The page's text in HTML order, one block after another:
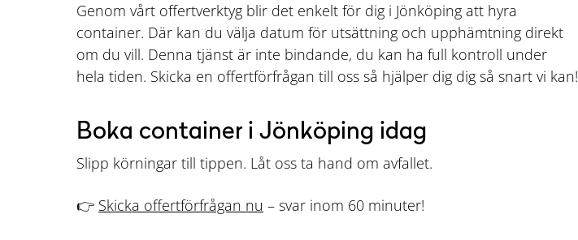
Genom vårt offertverktyg blir det enkelt för dig i Jönköping att hyra
container. Där kan du välja datum för utsättning och upphämtning direkt
om du vill. Denna tjänst är inte bindande, du kan ha full kontroll under
hela tiden. Skicka en offertförfrågan till oss så hjälper dig dig så snart vi kan!
Boka container i Jönköping idag
Slipp körningar till tippen. Låt oss ta hand om avfallet.
👉 Skicka offertförfrågan nu – svar inom 60 minuter!